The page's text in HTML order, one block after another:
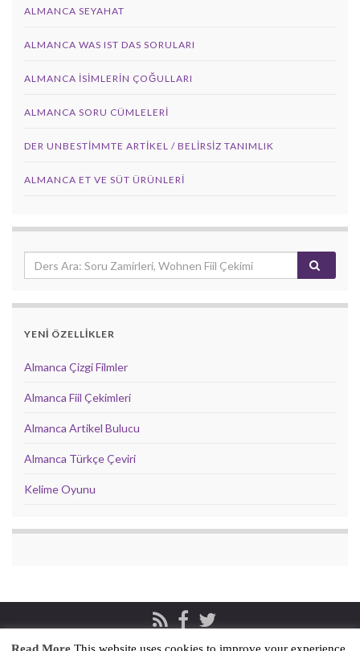
ALMANCA SEYAHAT
ALMANCA WAS IST DAS SORULARI
ALMANCA İSIMLERIN ÇOĞULLARI
ALMANCA SORU CÜMLELERI
DER UNBESTIMMTE ARTIKEL / BELIRSIZ TANIMLIK
ALMANCA ET VE SÜT ÜRÜNLERI
YENİ ÖZELLİKLER
Almanca Çizgi Filmler
Almanca Fiil Çekimleri
Almanca Artikel Bulucu
Almanca Türkçe Çeviri
Kelime Oyunu